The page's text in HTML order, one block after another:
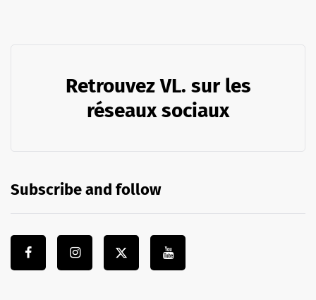
Retrouvez VL. sur les
réseaux sociaux
Subscribe and follow